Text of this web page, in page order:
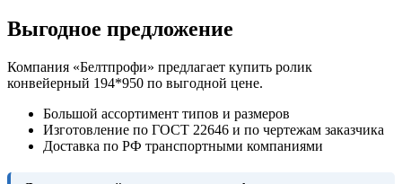
Выгодное предложение
Компания «Белтпрофи» предлагает купить ролик
конвейерный 194*950 по выгодной цене.
Большой ассортимент типов и размеров
Изготовление по ГОСТ 22646 и по чертежам заказчика
Доставка по РФ транспортными компаниями